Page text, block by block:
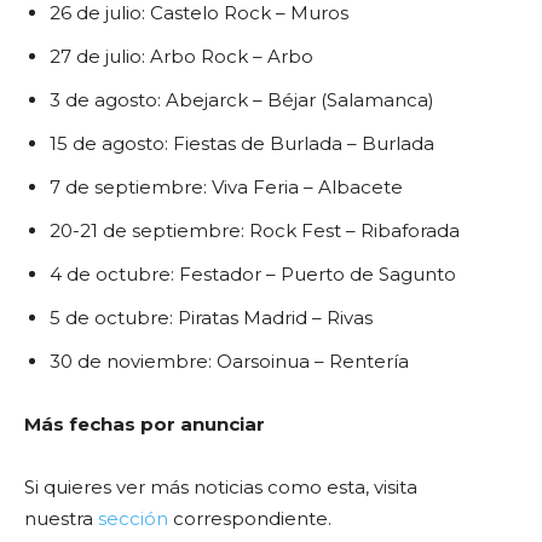
26 de julio: Castelo Rock – Muros
27 de julio: Arbo Rock – Arbo
3 de agosto: Abejarck – Béjar (Salamanca)
15 de agosto: Fiestas de Burlada – Burlada
7 de septiembre: Viva Feria – Albacete
20-21 de septiembre: Rock Fest – Ribaforada
4 de octubre: Festador – Puerto de Sagunto
5 de octubre: Piratas Madrid – Rivas
30 de noviembre: Oarsoinua – Rentería
Más fechas por anunciar
Si quieres ver más noticias como esta, visita
nuestra sección correspondiente.